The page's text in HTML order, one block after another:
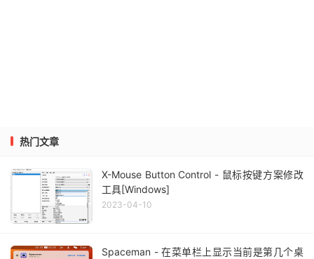
热门文章
X-Mouse Button Control - 鼠标按键方案修改
工具[Windows]
2023-04-10
Spaceman - 在菜单栏上显示当前是第几个桌